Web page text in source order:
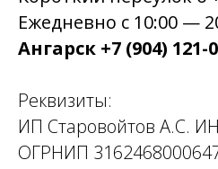
Ежедневно с 10:00 —
Ангарск +7 (904) 121-
Реквизиты:
ИП Старовойтов А.С.
ОГРНИП